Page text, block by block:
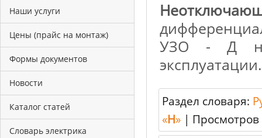
Наши услуги
Цены (прайс на монтаж)
Формы документов
Новости
Каталог статей
Словарь электрика
УЗО - Д не
эксплуатации.
Раздел словаря:
«Н» |